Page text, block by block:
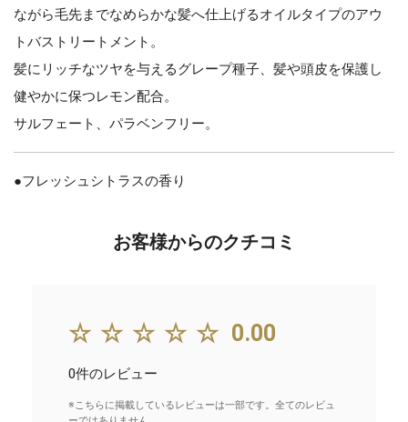
ながら毛先までなめらかな髪へ仕上げるオイルタイプのアウ
トバストリートメント。
髪にリッチなツヤを与えるグレープ種子、髪や頭皮を保護し
健やかに保つレモン配合。
サルフェート、パラベンフリー。
●フレッシュシトラスの香り
お客様からのクチコミ
☆☆☆☆☆ 0.00
0件のレビュー
※こちらに掲載しているレビューは一部です。全てのレビュ